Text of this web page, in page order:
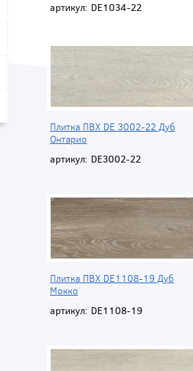
артикул: DE1034-22
Плитка ПВХ DE 3002-22 Дуб
Онтарио
артикул: DE3002-22
Плитка ПВХ DE1108-19 Дуб
Мокко
артикул: DE1108-19